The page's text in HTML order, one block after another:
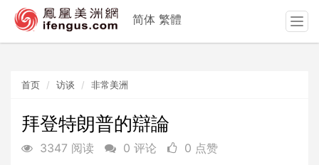
首页 访谈 非常美洲
拜登特朗普的辯論
3347 阅读 0 评论 0 点赞
简体 繁體
T
o